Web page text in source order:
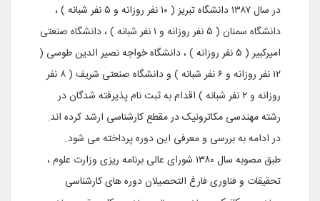
در سال ۱۳۸۷ دانشگاه تبریز ( ۱۰ نفر روزانه و ۵ نفر شبانه ) ،
دانشگاه سمنان ( ۵ نفر روزانه و ۱ نفر شبانه ) ، دانشگاه صنعتی
امیرکبیر ( ۵ نفر روزانه ) ، دانشگاه خواجه نصیر الدین طوسی (
۱۲ نفر روزانه و ۶ نفر شبانه ) و دانشگاه صنعتی شریف ( ۸ نفر
روزانه و ۲ نفر شبانه ) اقدام به ثبت نام پذیرفته شدگان در
رشته مهندسی مکاترونیک در مقطع کارشناسی ارشد کرده اند.
در ادامه به بررسی و معرفی این دوره پرداخته می شود.
طبق مصوبه سال ۱۳۸۰ شورای عالی برنامه ریزی وزارت علوم ،
تحقیقات و فناوری فارغ التحصیلان دوره های کارشناسی